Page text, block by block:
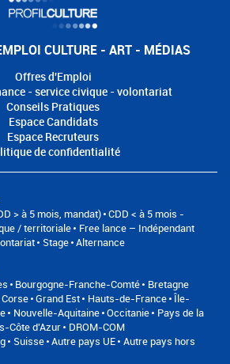
CULTURE - ART - MÉDIAS
Offres d'Emploi
- service civique - volontariat
Conseils Pratiques
Espace Candidats
Espace Recruteurs
de confidentialité
> à 5 mois, mandat) CDD < à 5 mois -
/ territoriale
Free lance – Indépendant
Stage Alternance
Bourgogne-Franche-Comté
Bretagne
Corse Grand Est Hauts-de-France Île-
Nouvelle-Aquitaine Occitanie
Pays de la
Côte d'Azur
DROM-COM
Suisse Autre pays UE Autre pays hors